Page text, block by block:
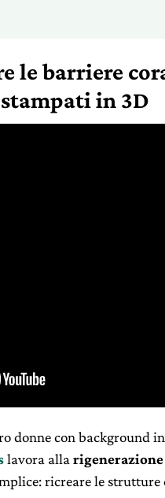
le barriere
in 3D
donne con background
lavora alla
ricreare le strutture